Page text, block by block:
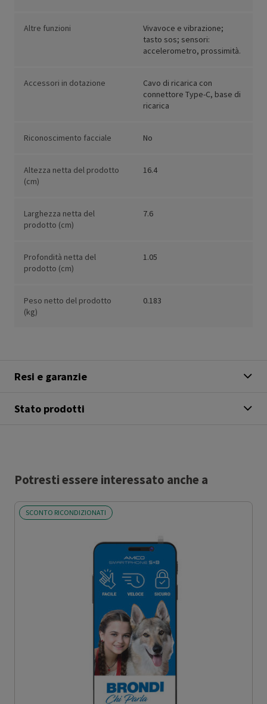
Altre funzioni
Vivavoce e vibrazione;
tasto sos; sensori:
accelerometro, prossimità.
Accessori in dotazione
Cavo di ricarica con
connettore Type-C, base di
ricarica
Riconoscimento facciale No
Altezza netta del prodotto
(cm)
16.4
Larghezza netta del
prodotto (cm)
7.6
Profondità netta del
prodotto (cm)
1.05
Peso netto del prodotto
(kg)
0.183
Resi e garanzie
Stato prodotti
Potresti essere interessato anche a
SCONTO RICONDIZIONATI